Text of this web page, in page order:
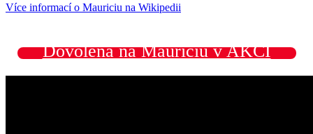
Více informací o Mauriciu na Wikipedii
Dovolená na Mauriciu v AKCI